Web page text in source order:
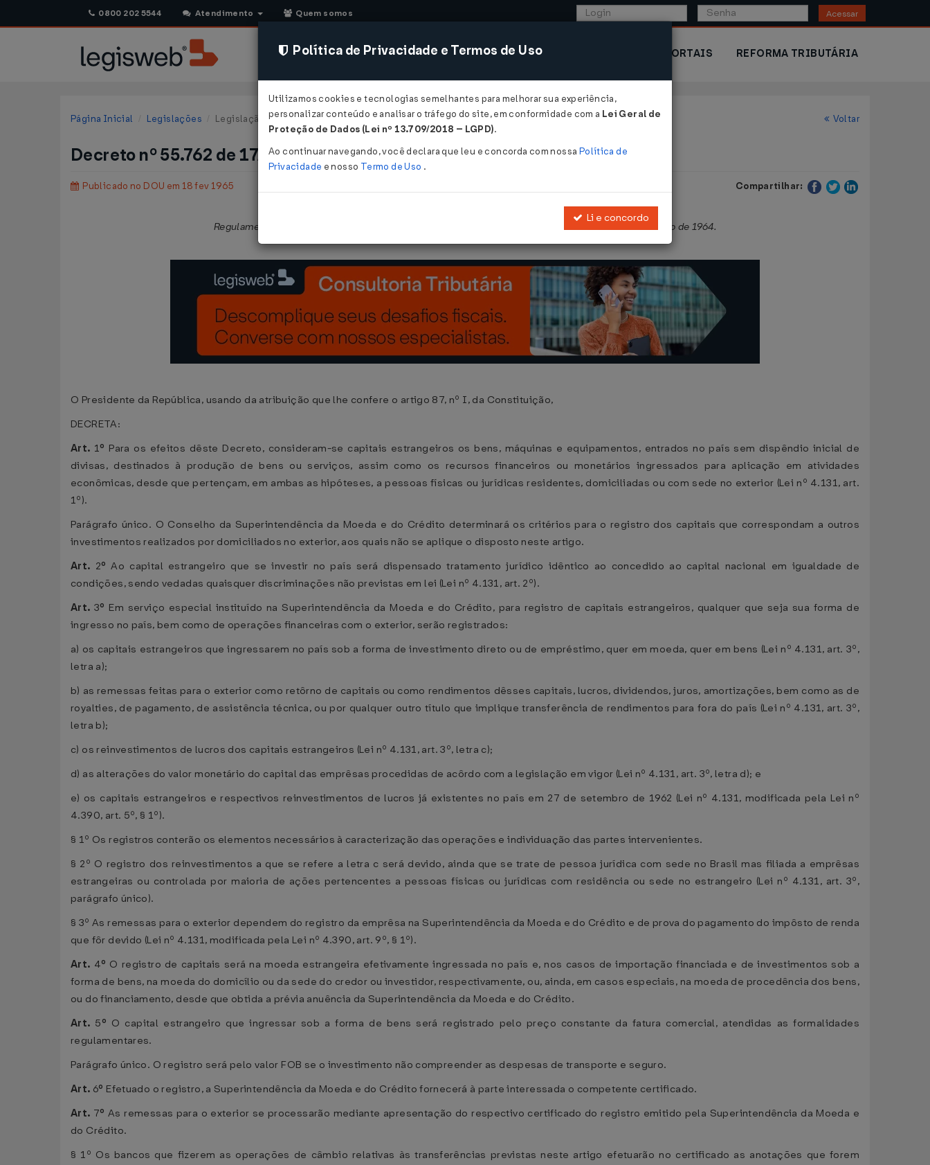
0800 202 5544 Atendimento Quem somos Acessar
CONSULTORIA SISTEMAS COMÉRCIO EXTERIOR PORTAIS REFORMA TRIBUTÁRIA
Página Inicial Legislações Legislação Federal Voltar
Decreto nº 55.762 de 17/02/1965
Publicado no DOU em 18 fev 1965 Compartilhar:
Regulamenta a , modificada pela Lei nº 4.390, de 29 de agôsto de 1964.
O Presidente da República, usando da atribuição que lhe confere o artigo 87, nº I, da Constituição,
DECRETA:
Art. 1º Para os efeitos dêste Decreto, consideram-se capitais estrangeiros os bens, máquinas e equipamentos, entrados no país sem dispêndio inicial de
divisas, destinados à produção de bens ou serviços, assim como os recursos financeiros ou monetários ingressados para aplicação em atividades
econômicas, desde que pertençam, em ambas as hipóteses, a pessoas físicas ou jurídicas residentes, domiciliadas ou com sede no exterior (Lei nº 4.131, art.
1º).
Parágrafo único. O Conselho da Superintendência da Moeda e do Crédito determinará os critérios para o registro dos capitais que correspondam a outros
investimentos realizados por domiciliados no exterior, aos quais não se aplique o disposto neste artigo.
Art. 2ºAo capital estrangeiro que se investir no país será dispensado tratamento jurídico idêntico ao concedido ao capital nacional em igualdade de
condições, sendo vedadas quaisquer discriminações não previstas em lei (Lei nº 4.131, art. 2º).
Art.3º Em serviço especial instituído na Superintendência da Moeda e do Crédito, para registro de capitais estrangeiros, qualquer que seja sua forma de
ingresso no país, bem como de operações financeiras com o exterior, serão registrados:
a) os capitais estrangeiros que ingressarem no país sob a forma de investimento direto ou de empréstimo, quer em moeda, quer em bens (Lei nº 4.131, art. 3º,
letra a);
b) as remessas feitas para o exterior como retôrno de capitais ou como rendimentos dêsses capitais, lucros, dividendos, juros, amortizações, bem como as de
royalties, de pagamento, de assistência técnica, ou por qualquer outro título que implique transferência de rendimentos para fora do país (Lei nº 4.131, art. 3º,
letra b);
c) os reinvestimentos de lucros dos capitais estrangeiros (Lei nº 4.131, art. 3º, letra c);
d) as alterações do valor monetário do capital das emprêsas procedidas de acôrdo com a legislação em vigor (Lei nº 4.131, art. 3º, letra d); e
e) os capitais estrangeiros e respectivos reinvestimentos de lucros já existentes no país em 27 de setembro de 1962 (Lei nº 4.131, modificada pela Lei nº
4.390, art. 5º, § 1º).
§ 1º Os registros conterão os elementos necessários à caracterização das operações e individuação das partes intervenientes.
§ 2º O registro dos reinvestimentos a que se refere a letra c será devido, ainda que se trate de pessoa jurídica com sede no Brasil mas filiada a emprêsas
estrangeiras ou controlada por maioria de ações pertencentes a pessoas físicas ou jurídicas com residência ou sede no estrangeiro (Lei nº 4.131, art. 3º,
parágrafo único).
§ 3º As remessas para o exterior dependem do registro da emprêsa na Superintendência da Moeda e do Crédito e de prova do pagamento do impôsto de renda
que fôr devido (Lei nº 4.131, modificada pela Lei nº 4.390, art. 9º, § 1º).
Art. 4º O registro de capitais será na moeda estrangeira efetivamente ingressada no país e, nos casos de importação financiada e de investimentos sob a
forma de bens, na moeda do domicílio ou da sede do credor ou investidor, respectivamente, ou, ainda, em casos especiais, na moeda de procedência dos bens,
ou do financiamento, desde que obtida a prévia anuência da Superintendência da Moeda e do Crédito.
Art. 5º O capital estrangeiro que ingressar sob a forma de bens será registrado pelo preço constante da fatura comercial, atendidas as formalidades
regulamentares.
Parágrafo único. O registro será pelo valor FOB se o investimento não compreender as despesas de transporte e seguro.
Art. 6º Efetuado o registro, a Superintendência da Moeda e do Crédito fornecerá à parte interessada o competente certificado.
Art. 7ºAs remessas para o exterior se processarão mediante apresentação do respectivo certificado do registro emitido pela Superintendência da Moeda e
do Crédito.
§ 1º Os bancos que fizerem as operações de câmbio relativas às transferências previstas neste artigo efetuarão no certificado as anotações que forem
Política de Privacidade e Termos de Uso
Utilizamos cookies e tecnologias semelhantes para melhorar sua experiência,
personalizar conteúdo e analisar o tráfego do site, em conformidade com a Lei Geral de
Proteção de Dados (Lei nº 13.709/2018 – LGPD).
Ao continuar navegando, você declara que leu e concorda com nossa Política de
Privacidade e nosso Termo de Uso .
Li e concordo